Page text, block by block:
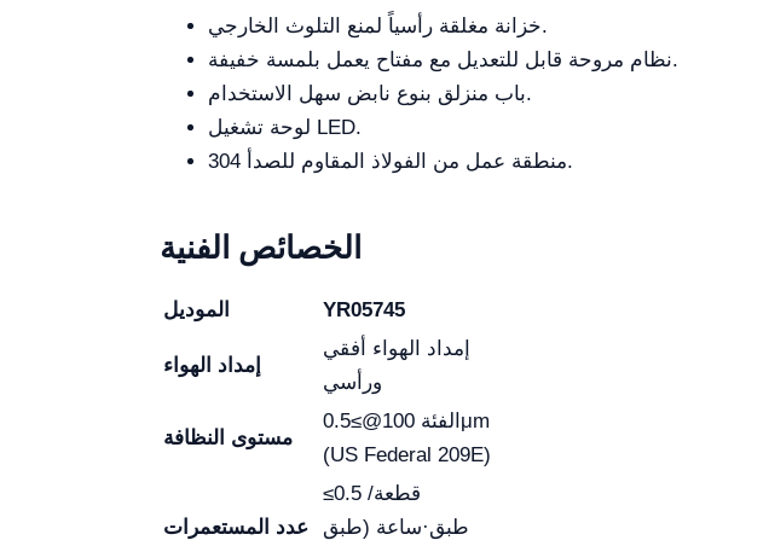
خزانة مغلقة رأسياً لمنع التلوث الخارجي.
نظام مروحة قابل للتعديل مع مفتاح يعمل بلمسة خفيفة.
باب منزلق بنوع نابض سهل الاستخدام.
لوحة تشغيل LED.
منطقة عمل من الفولاذ المقاوم للصدأ 304.
الخصائص الفنية
الموديل YR05745
إمداد الهواء
إمداد الهواء أفقي
ورأسي
مستوى النظافة
الفئة 100@≥0.5μm
(US Federal 209E)
عدد المستعمرات
≤0.5 قطعة/
طبق·ساعة (طبق